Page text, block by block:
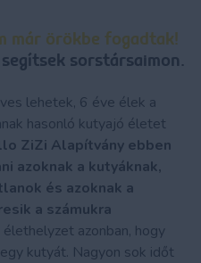
már örökbe fogadtak!
sorstársaimon.
lehetek, 6 éve élek a
hasonló kutyajó életet
ZiZi Alapítvány ebben
azoknak a kutyáknak,
és azoknak a
a számukra
élethelyzet azonban, hogy
kutyát. Nagyon sok időt